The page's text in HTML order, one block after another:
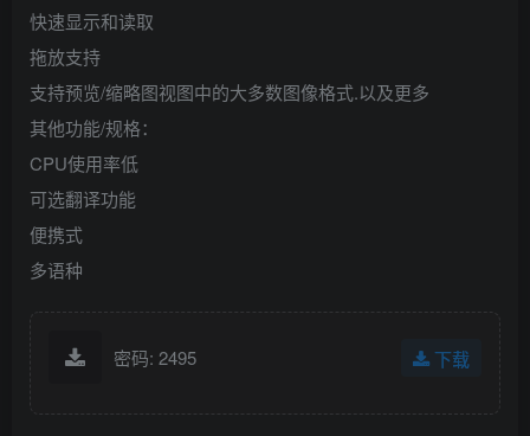
快速显示和读取
拖放支持
支持预览/缩略图视图中的大多数图像格式.以及更多
其他功能/规格：
CPU使用率低
可选翻译功能
便携式
多语种
密码: 2495 下载